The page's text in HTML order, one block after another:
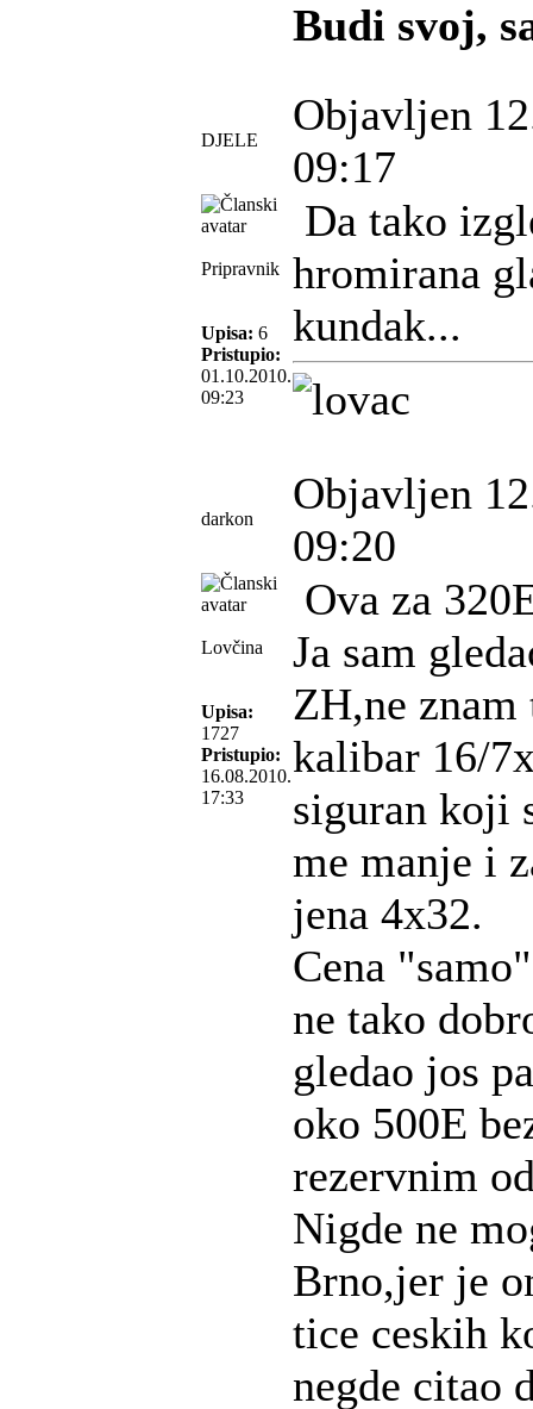
Budi svoj,
DJELE
Objavljen
09:17
Pripravnik
Upisa: 6
Pristupio:
01.10.2010.
09:23
Da tako
hromirana
kundak...
darkon
Objavljen
09:20
Lovčina
Upisa:
1727
Pristupio:
16.08.2010.
17:33
Ova za
Ja sam
ZH,ne
kalibar 16/
siguran koji
me manje i
jena 4x32.
Cena
ne tako
gledao jos
oko 500E
rezervnim
Nigde ne
Brno,jer je
tice ceskih
negde citao